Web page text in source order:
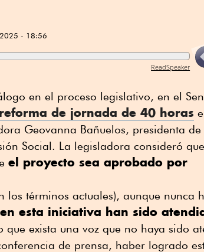
- 18:56
ReadSpeaker
en el proceso legislativo, en el
reforma de jornada de 40 horas
Geovanna Bañuelos, presidenta de
Social. La legisladora consideró
el proyecto sea aprobado por
los términos actuales), aunque nunca
en esta iniciativa han sido
que exista una voz que no haya sido
de prensa, haber logrado